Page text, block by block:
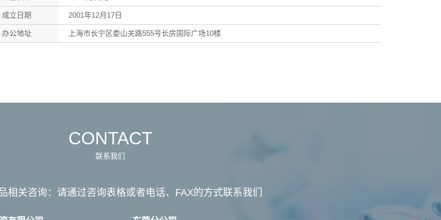
成立日期 2001年12月17日
办公地址 上海市长宁区娄山关路555号长房国际广场10楼
CONTACT
联系我们
相关咨询： 请通过咨询表格或者电话、FAX的方式联系我们